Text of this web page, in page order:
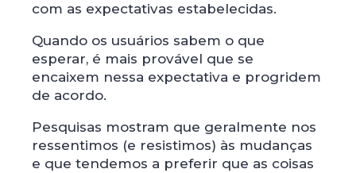
com as expectativas estabelecidas.
Quando os usuários sabem o que
esperar, é mais provável que se
encaixem nessa expectativa e progridem
de acordo.
Pesquisas mostram que geralmente nos
ressentimos (e resistimos) às mudanças
e que tendemos a preferir que as coisas